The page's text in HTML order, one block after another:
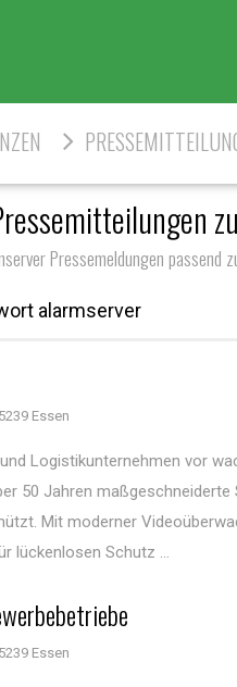
Pressemeldungen passend
alarmserver
Essen
Logistikunternehmen vor
50 Jahren
Mit moderner
lückenlosen Schutz ...
Essen